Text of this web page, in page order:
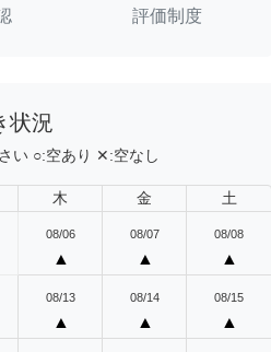
評価制度
状況
い ○:空あり ✕:空なし
木 金 土
08/06
▲
08/07
▲
08/08
▲
08/13
▲
08/14
▲
08/15
▲